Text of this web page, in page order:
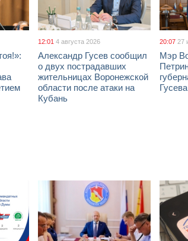
12:01 4 августа 2026
Александр Гусев сообщил
о двух пострадавших
жительницах Воронежской
области после атаки на
Кубань
20:07 27
Мэр